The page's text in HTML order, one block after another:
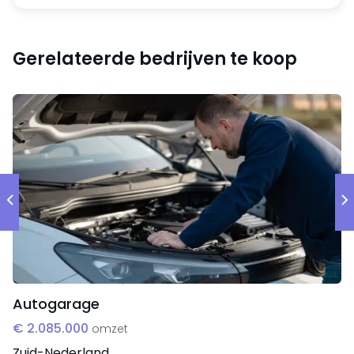
Markt en klantgroepen
De afzet is voornamelijk regionaal, met klanten in en
rondom Utrecht die vers banket en brood kopen via
de winkel (met name particuliere consumenten).
Maatwerk (bijv. themataarten) is aanvullend
aantrekkelijk voor klanten met speciale
gelegenheden.
Sterke punten
De organisatie heeft een goede naamsbekendheid
bestaande bezetting met meerdere medewerkers.
Gerelateerde bedrijven te koop
Autogarage
€ 2.085.000 omzet